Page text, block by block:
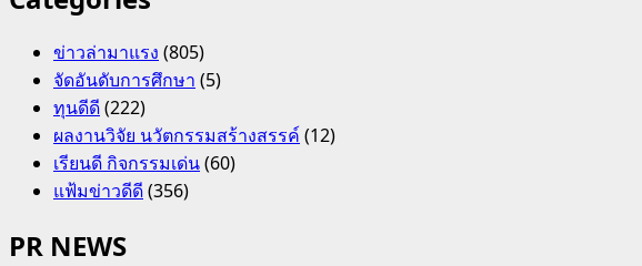
ข่าวล่ามาแรง (805)
จัดอันดับการศึกษา (5)
ทุนดีดี(222)
ผลงานวิจัย นวัตกรรมสร้างสรรค์ (12)
เรียนดี กิจกรรมเด่น(60)
แฟ้มข่าวดีดี(356)
PR NEWS